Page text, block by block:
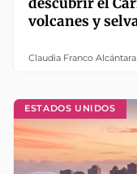
volcanes y
Claudia Franco Alcántara
ESTADOS UNIDOS